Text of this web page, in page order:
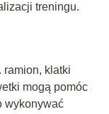
treningu.
ramion, klatki
mogą pomóc
wykonywać